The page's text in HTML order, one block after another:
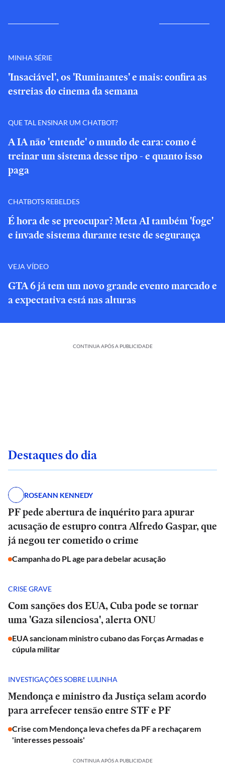
MINHA SÉRIE
'Insaciável', os 'Ruminantes' e mais: confira as
estreias do cinema da semana
QUE TAL ENSINAR UM CHATBOT?
A IA não 'entende' o mundo de cara: como é
treinar um sistema desse tipo - e quanto isso
paga
CHATBOTS REBELDES
É hora de se preocupar? Meta AI também 'foge'
e invade sistema durante teste de segurança
VEJA VÍDEO
GTA 6 já tem um novo grande evento marcado e
a expectativa está nas alturas
CONTINUA APÓS A PUBLICIDADE
Destaques do dia
ROSEANN KENNEDY
PF pede abertura de inquérito para apurar
acusação de estupro contra Alfredo Gaspar, que
já negou ter cometido o crime
Campanha do PL age para debelar acusação
CRISE GRAVE
Com sanções dos EUA, Cuba pode se tornar
uma 'Gaza silenciosa', alerta ONU
EUA sancionam ministro cubano das Forças Armadas e
cúpula militar
INVESTIGAÇÕES SOBRE LULINHA
Mendonça e ministro da Justiça selam acordo
para arrefecer tensão entre STF e PF
Crise com Mendonça leva chefes da PF a rechaçarem
'interesses pessoais'
CONTINUA APÓS A PUBLICIDADE